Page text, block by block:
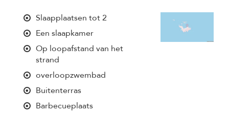
Slaapplaatsen tot 2
Een slaapkamer
Op loopafstand van het
strand
overloopzwembad
Buitenterras
Barbecueplaats